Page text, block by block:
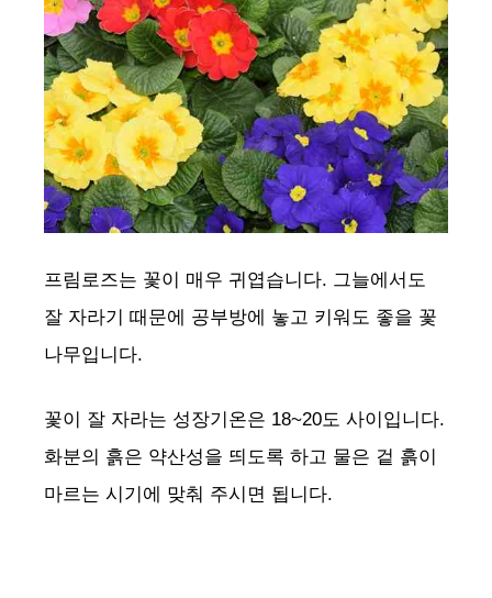
프림로즈는 꽃이 매우 귀엽습니다. 그늘에서도
잘 자라기 때문에 공부방에 놓고 키워도 좋을 꽃
나무입니다.
꽃이 잘 자라는 성장기온은 18~20도 사이입니다.
화분의 흙은 약산성을 띄도록 하고 물은 겉 흙이
마르는 시기에 맞춰 주시면 됩니다.